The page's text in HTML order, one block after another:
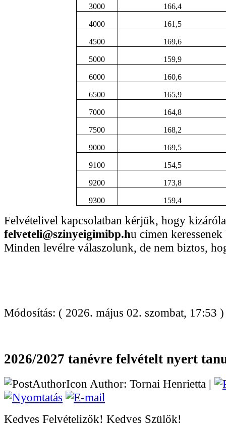
3000 166,4
4000 161,5
4500 169,6
5000 159,9
6000 160,6
6500 165,9
7000 164,8
7500 168,2
9000 169,5
9100 154,5
9200 173,8
9300 159,4
Felvételivel kapcsolatban kérjük, hogy
felveteli@szinyeigimibp.hu címen
Minden levélre válaszolunk, de nem biztos,
Módosítás: ( 2026. május 02. szombat, 17:53 )
2026/2027 tanévre felvételt nyert
Author: Tornai Henrietta |
Kedves Felvételizők! Kedves Szülők!